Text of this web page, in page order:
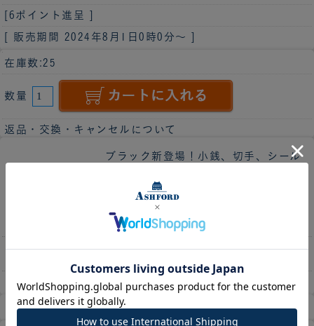
[6ポイント進呈 ]
[ 販売期間 2024年8月1日0時0分 ～ ]
在庫数:25
数量
返品・交換・キャンセルについて
ブラック新登場！小銭、切手、シール
領収書や紛失したくない物を入れてお
くのに便利です。外から見えないので
スッキリ収納できます。
レビューを書く